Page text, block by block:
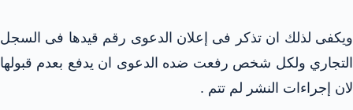
ويكفى لذلك ان تذكر فى إعلان الدعوى رقم قيدها فى السجل
التجاري ولكل شخص رفعت ضده الدعوى ان يدفع بعدم قبولها
لان إجراءات النشر لم تتم .